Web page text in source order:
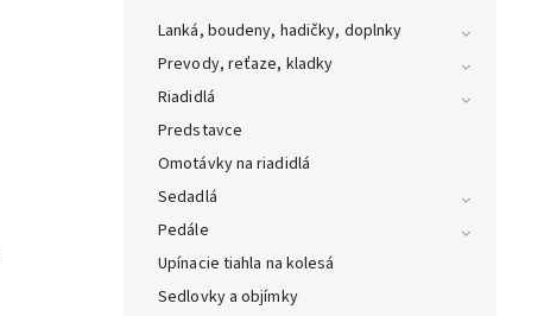
Lanká, boudeny, hadičky, doplnky
Prevody, reťaze, kladky
Riadidlá
Predstavce
Omotávky na riadidlá
Sedadlá
Pedále
Upínacie tiahla na kolesá
Sedlovky a objímky